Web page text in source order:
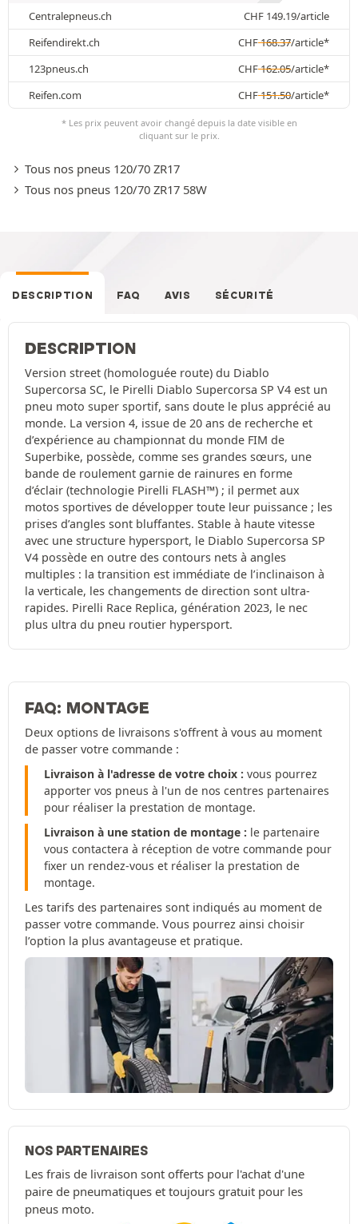
Centralepneus.ch CHF 149.19/article
Reifendirekt.ch
CHF168.37/article*
123pneus.ch
CHF162.05/article*
Reifen.com
CHF151.50/article*
* Les prix peuvent avoir changé depuis la date visible en
cliquant sur le prix.
Tous nos pneus 120/70 ZR17
Tous nos pneus 120/70 ZR17 58W
DESCRIPTION FAQ AVIS SÉCURITÉ
DESCRIPTION
Version street (homologuée route) du Diablo
Supercorsa SC, le Pirelli Diablo Supercorsa SP V4 est un
pneu moto super sportif, sans doute le plus apprécié au
monde. La version 4, issue de 20 ans de recherche et
d’expérience au championnat du monde FIM de
Superbike, possède, comme ses grandes sœurs, une
bande de roulement garnie de rainures en forme
d’éclair (technologie Pirelli FLASH™) ; il permet aux
motos sportives de développer toute leur puissance ; les
prises d’angles sont bluffantes. Stable à haute vitesse
avec une structure hypersport, le Diablo Supercorsa SP
V4 possède en outre des contours nets à angles
multiples : la transition est immédiate de l’inclinaison à
la verticale, les changements de direction sont ultra-
rapides. Pirelli Race Replica, génération 2023, le nec
plus ultra du pneu routier hypersport.
FAQ: MONTAGE
Deux options de livraisons s'offrent à vous au moment
de passer votre commande :
Livraison à l'adresse de votre choix : vous pourrez
apporter vos pneus à l'un de nos centres partenaires
pour réaliser la prestation de montage.
Livraison à une station de montage : le partenaire
vous contactera à réception de votre commande pour
fixer un rendez-vous et réaliser la prestation de
montage.
Les tarifs des partenaires sont indiqués au moment de
passer votre commande. Vous pourrez ainsi choisir
l’option la plus avantageuse et pratique.
NOS PARTENAIRES
Les frais de livraison sont offerts pour l'achat d'une
paire de pneumatiques et toujours gratuit pour les
pneus moto.